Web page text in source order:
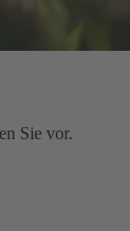
Sie vor.